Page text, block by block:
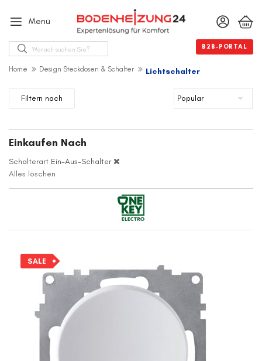
Menü
Suche B2B-PORTAL
Home Design Steckdosen & Schalter Lichtschalter
SALE
Filtern nach
Einkaufen Nach
Schalterart Ein-Aus-Schalter
Alles löschen